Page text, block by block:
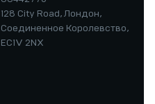
128 City Road, Лондон,
Соединенное Королевство,
EC1V 2NX